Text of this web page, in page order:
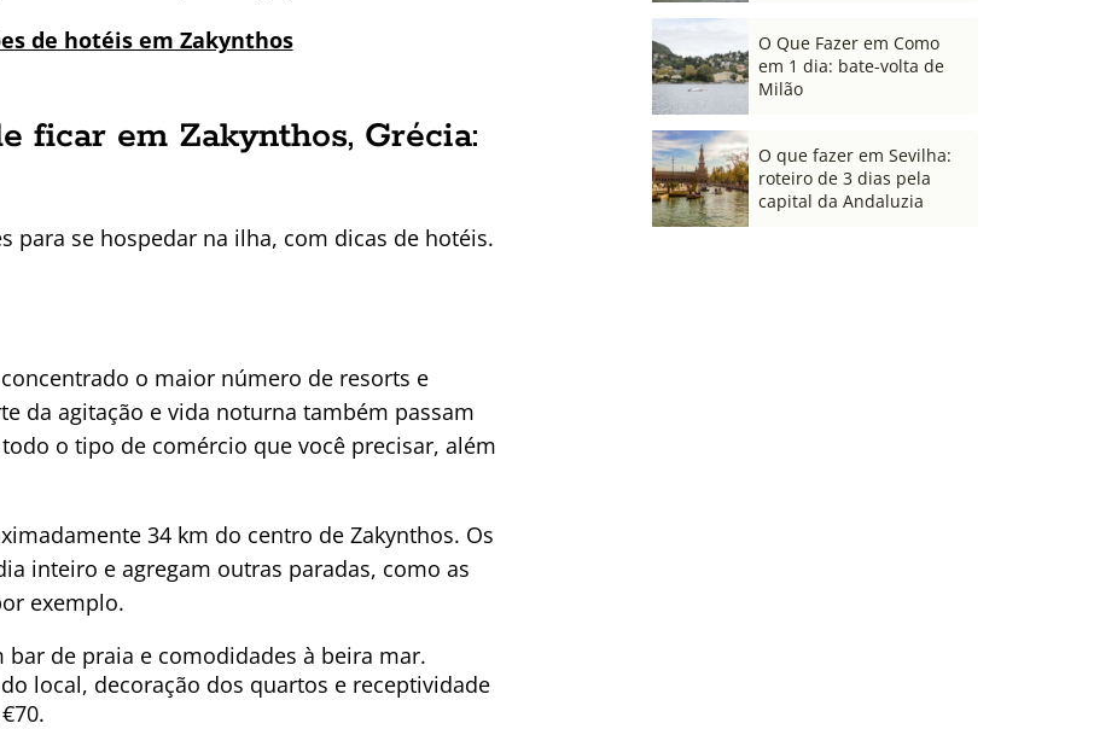
de hotéis em Zakynthos
ficar em Zakynthos, Grécia:
para se hospedar na ilha, com dicas de hotéis.
o maior número de resorts e
da agitação e vida noturna também passam
o tipo de comércio que você precisar, além
34 km do centro de Zakynthos. Os
inteiro e agregam outras paradas, como as
exemplo.
bar de praia e comodidades à beira mar.
local, decoração dos quartos e receptividade
O Que Fazer em Como
em 1 dia: bate-volta de
Milão
O que fazer em Sevilha:
roteiro de 3 dias pela
capital da Andaluzia